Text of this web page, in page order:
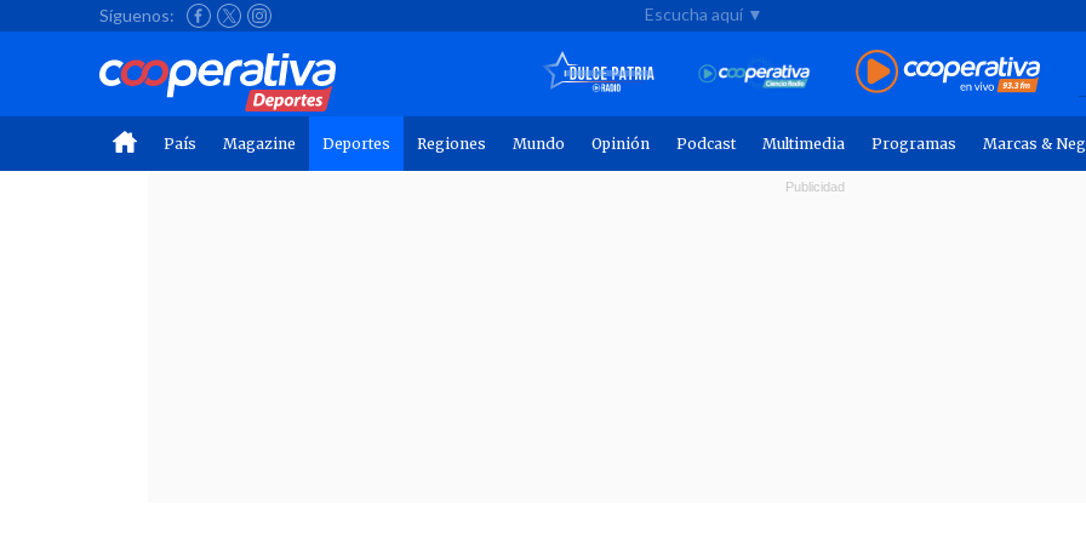
Síguenos: Escucha aquí ▼
País Magazine Deportes Regiones Mundo Opinión Podcast Multimedia Programas Marcas &